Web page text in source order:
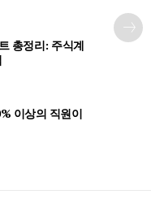
총정리: 주식계
이상의 직원이